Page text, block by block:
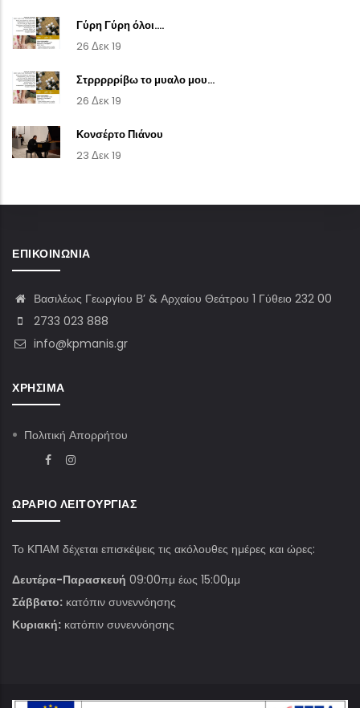
Γύρη Γύρη όλοι....
26 Δεκ 19
Στρρρρρίβω το μυαλο μου...
26 Δεκ 19
Κονσέρτο Πιάνου
23 Δεκ 19
ΕΠΙΚΟΙΝΩΝΊΑ
Βασιλέως Γεωργίου Β’ & Αρχαίου Θεάτρου 1 Γύθειο 232 00
2733 023 888
info@kpmanis.gr
ΧΡΉΣΙΜΑ
Πολιτική Απορρήτου
ΩΡΆΡΙΟ ΛΕΙΤΟΥΡΓΊΑΣ
Το ΚΠΑΜ δέχεται επισκέψεις τις ακόλουθες ημέρες και ώρες:
Δευτέρα-Παρασκευή 09:00πμ έως 15:00μμ
Σάββατο: κατόπιν συνεννόησης
Κυριακή: κατόπιν συνεννόησης